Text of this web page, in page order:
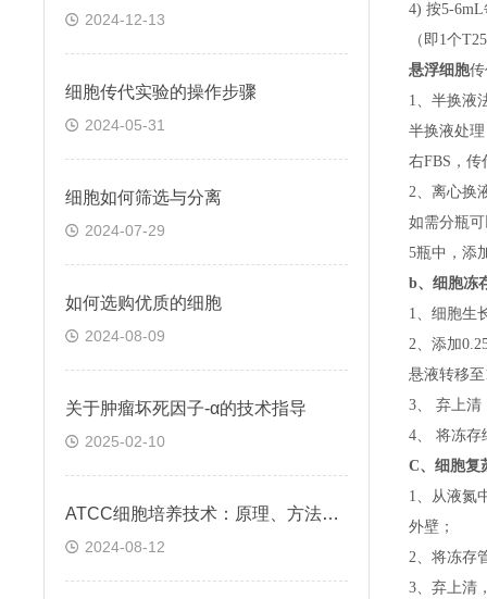
2024-12-13
细胞传代实验的操作步骤
2024-05-31
细胞如何筛选与分离
2024-07-29
如何选购优质的细胞
2024-08-09
关于​肿瘤坏死因子-α的技术指导
2025-02-10
ATCC细胞培养技术：原理、方法与应用实践
2024-08-12
4) 按5-
（即1个
悬浮细胞
1、半换液
半换液处
右FBS，
2、离心换
如需分瓶
5瓶中，添
b、 细胞冻
1、细胞生
2、添加
悬液转移
3、 弃上清
4、 将冻存
C、 细胞复
1、 从液氮
外壁；
2、 将冻存
3、 弃上清